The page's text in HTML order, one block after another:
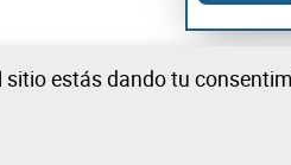
estás dando tu